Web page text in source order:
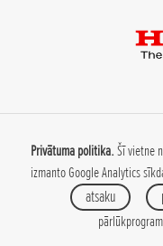
Privātuma politika.Šī vietne
izmanto Google Analytics
atsaku